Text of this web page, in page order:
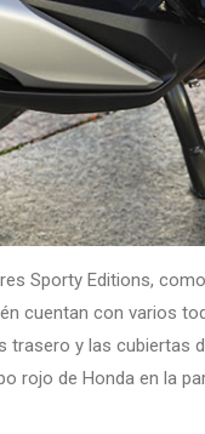
Sporty Editions,
cuentan con varios
trasero y las cubiertas
rojo de Honda en la